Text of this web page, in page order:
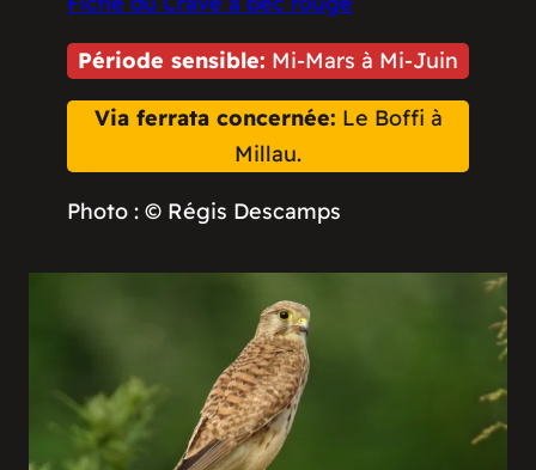
Période sensible: Mi-Mars à Mi-Juin
Via ferrata concernée: Le Boffi à
Millau.
Photo : © Régis Descamps